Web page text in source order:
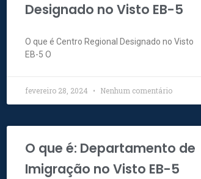
Designado no Visto EB-5
O que é Centro Regional Designado no Visto
EB-5 O
fevereiro 28, 2024 Nenhum comentário
O que é: Departamento de
Imigração no Visto EB-5